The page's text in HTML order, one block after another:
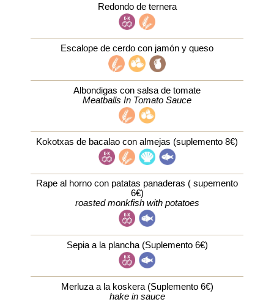
Redondo de ternera
Escalope de cerdo con jamón y queso
Albondigas con salsa de tomate
Meatballs In Tomato Sauce
Kokotxas de bacalao con almejas (suplemento 8€)
Rape al horno con patatas panaderas ( supemento
6€)
roasted monkfish with potatoes
Sepia a la plancha (Suplemento 6€)
Merluza a la koskera (Suplemento 6€)
hake in sauce